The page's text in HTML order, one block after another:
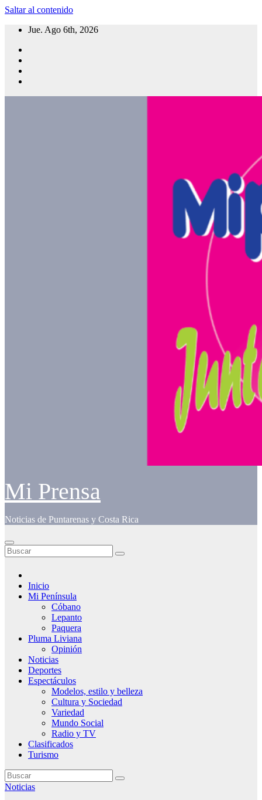
Saltar al contenido
Jue. Ago 6th, 2026
Mi Prensa
Noticias de Puntarenas y Costa Rica
Inicio
Mi Península
Cóbano
Lepanto
Paquera
Pluma Liviana
Opinión
Noticias
Deportes
Espectáculos
Modelos, estilo y belleza
Cultura y Sociedad
Variedad
Mundo Social
Radio y TV
Clasificados
Turismo
Noticias